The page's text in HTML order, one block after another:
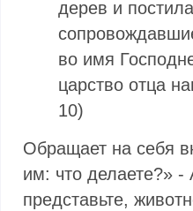
дерев и
во имя
царство отца
10)
Обращает на себя
им: что делаете?» -
представьте,